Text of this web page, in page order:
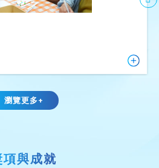
瀏覽更多+
項與成就